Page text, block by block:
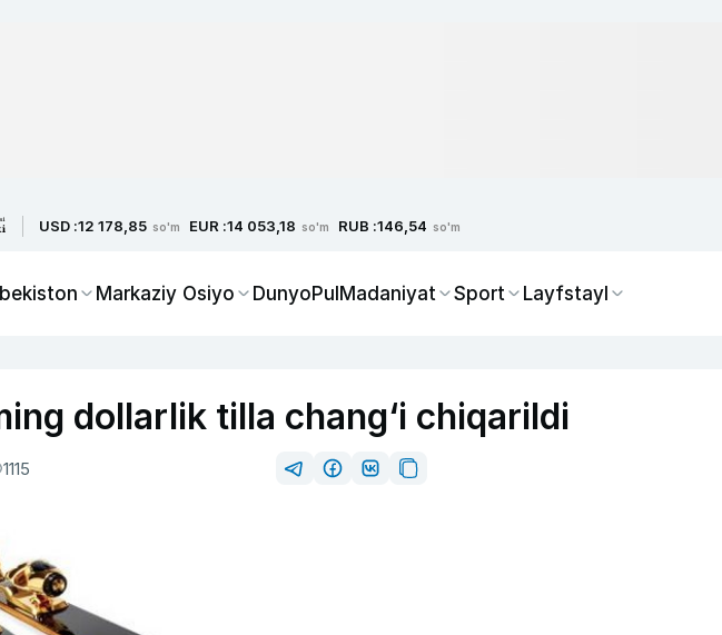
USD :12 178,85 so'm EUR :14 053,18 so'm RUB :146,54 so'm
Markaziy Osiyo DunyoPulMadaniyat Sport Layfstayl
dollarlik tilla chang‘i chiqarildi
1115